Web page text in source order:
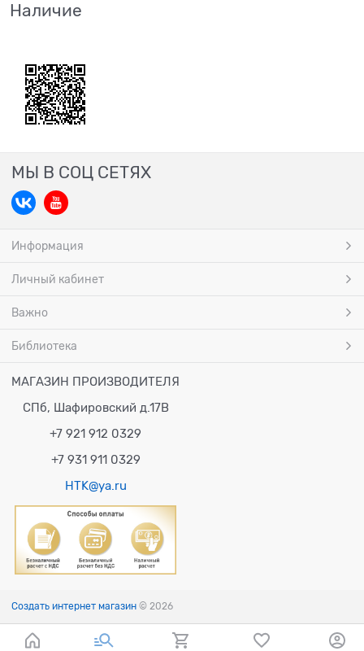
Наличие
МЫ В СОЦ СЕТЯХ
Информация
Личный кабинет
Важно
Библиотека
МАГАЗИН ПРОИЗВОДИТЕЛЯ
СПб, Шафировский д.17В
+7 921 912 0329
+7 931 911 0329
HTK@ya.ru
Создать интернет магазин © 2026